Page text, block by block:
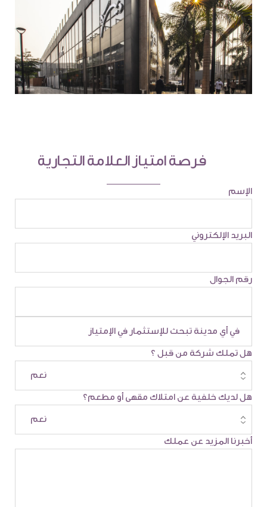
فرصة امتياز العلامة التجارية
الإسم
البريد الإلكتروني
رقم الجوال
هل تملك شركة من قبل ؟
هل لديك خلفية عن امتلاك مقهى أو مطعم؟
أخبرنا المزيد عن عملك